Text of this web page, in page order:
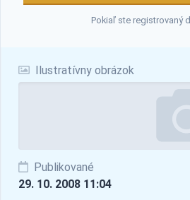
Ilustratívny obrázok
Publikované
29. 10. 2008 11:04
Pokiaľ ste registrovaný